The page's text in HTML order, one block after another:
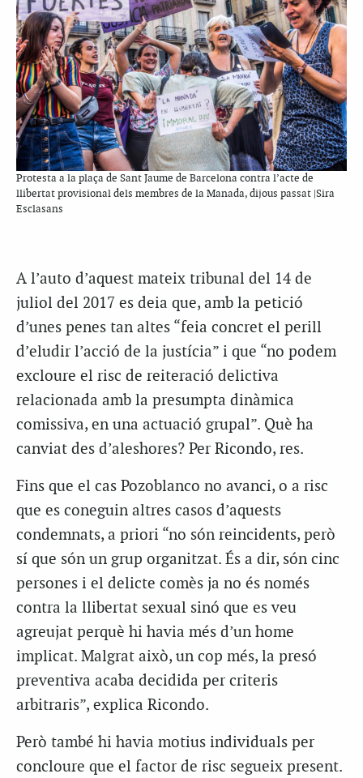
Protesta a la plaça de Sant Jaume de Barcelona contra l’acte de
llibertat provisional dels membres de la Manada, dijous passat |Sira
Esclasans
A l’auto d’aquest mateix tribunal del 14 de
juliol del 2017 es deia que, amb la petició
d’unes penes tan altes “feia concret el perill
d’eludir l’acció de la justícia” i que “no podem
excloure el risc de reiteració delictiva
relacionada amb la presumpta dinàmica
comissiva, en una actuació grupal”. Què ha
canviat des d’aleshores? Per Ricondo, res.
Fins que el cas Pozoblanco no avanci, o a risc
que es coneguin altres casos d’aquests
condemnats, a priori “no són reincidents, però
sí que són un grup organitzat. És a dir, són cinc
persones i el delicte comès ja no és només
contra la llibertat sexual sinó que es veu
agreujat perquè hi havia més d’un home
implicat. Malgrat això, un cop més, la presó
preventiva acaba decidida per criteris
arbitraris”, explica Ricondo.
Però també hi havia motius individuals per
concloure que el factor de risc segueix present.